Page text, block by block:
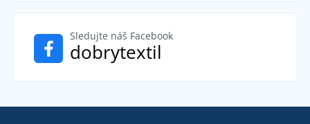
Sledujte náš Facebook
dobrytextil